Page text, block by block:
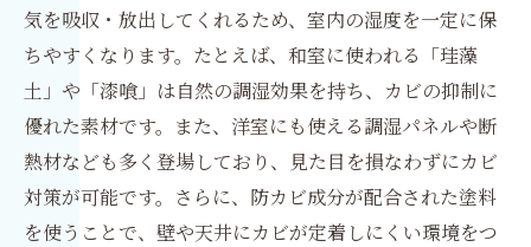
気を吸収・放出してくれるため、室内の湿度を一定に保
ちやすくなります。たとえば、和室に使われる「珪藻
土」や「漆喰」は自然の調湿効果を持ち、カビの抑制に
優れた素材です。また、洋室にも使える調湿パネルや断
熱材なども多く登場しており、見た目を損なわずにカビ
対策が可能です。さらに、防カビ成分が配合された塗料
を使うことで、壁や天井にカビが定着しにくい環境をつ